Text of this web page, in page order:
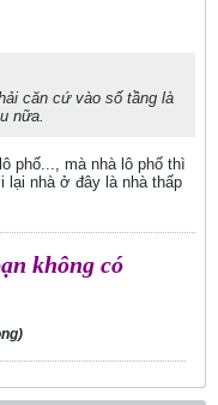
căn cứ vào số tầng là
nữa.
phố..., mà nhà lô phố thì
nhà ở đây là nhà thấp
không có